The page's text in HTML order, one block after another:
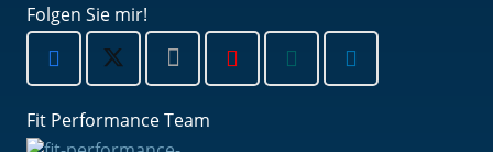
Folgen Sie mir!
Fit Performance Team